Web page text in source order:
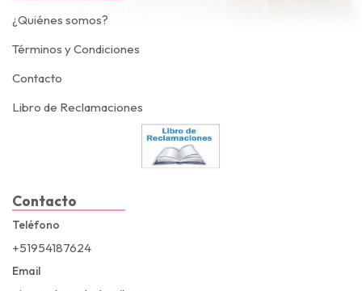
¿Quiénes somos?
Términos y Condiciones
Contacto
Libro de Reclamaciones
Contacto
Teléfono
+51954187624
Email